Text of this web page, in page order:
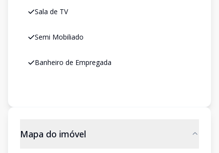
Sala de TV
Semi Mobiliado
Banheiro de Empregada
Mapa do imóvel